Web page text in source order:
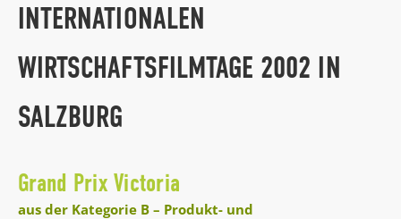
INTERNATIONALEN
WIRTSCHAFTSFILMTAGE 2002 IN
SALZBURG
Grand Prix Victoria
aus der Kategorie B – Produkt- und